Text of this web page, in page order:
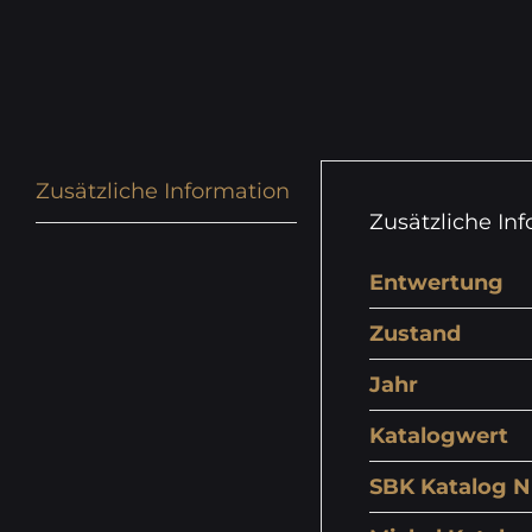
Zusätzliche Information
Zusätzliche
Entwertung
Zustand
Jahr
Katalogwert
SBK Katalog